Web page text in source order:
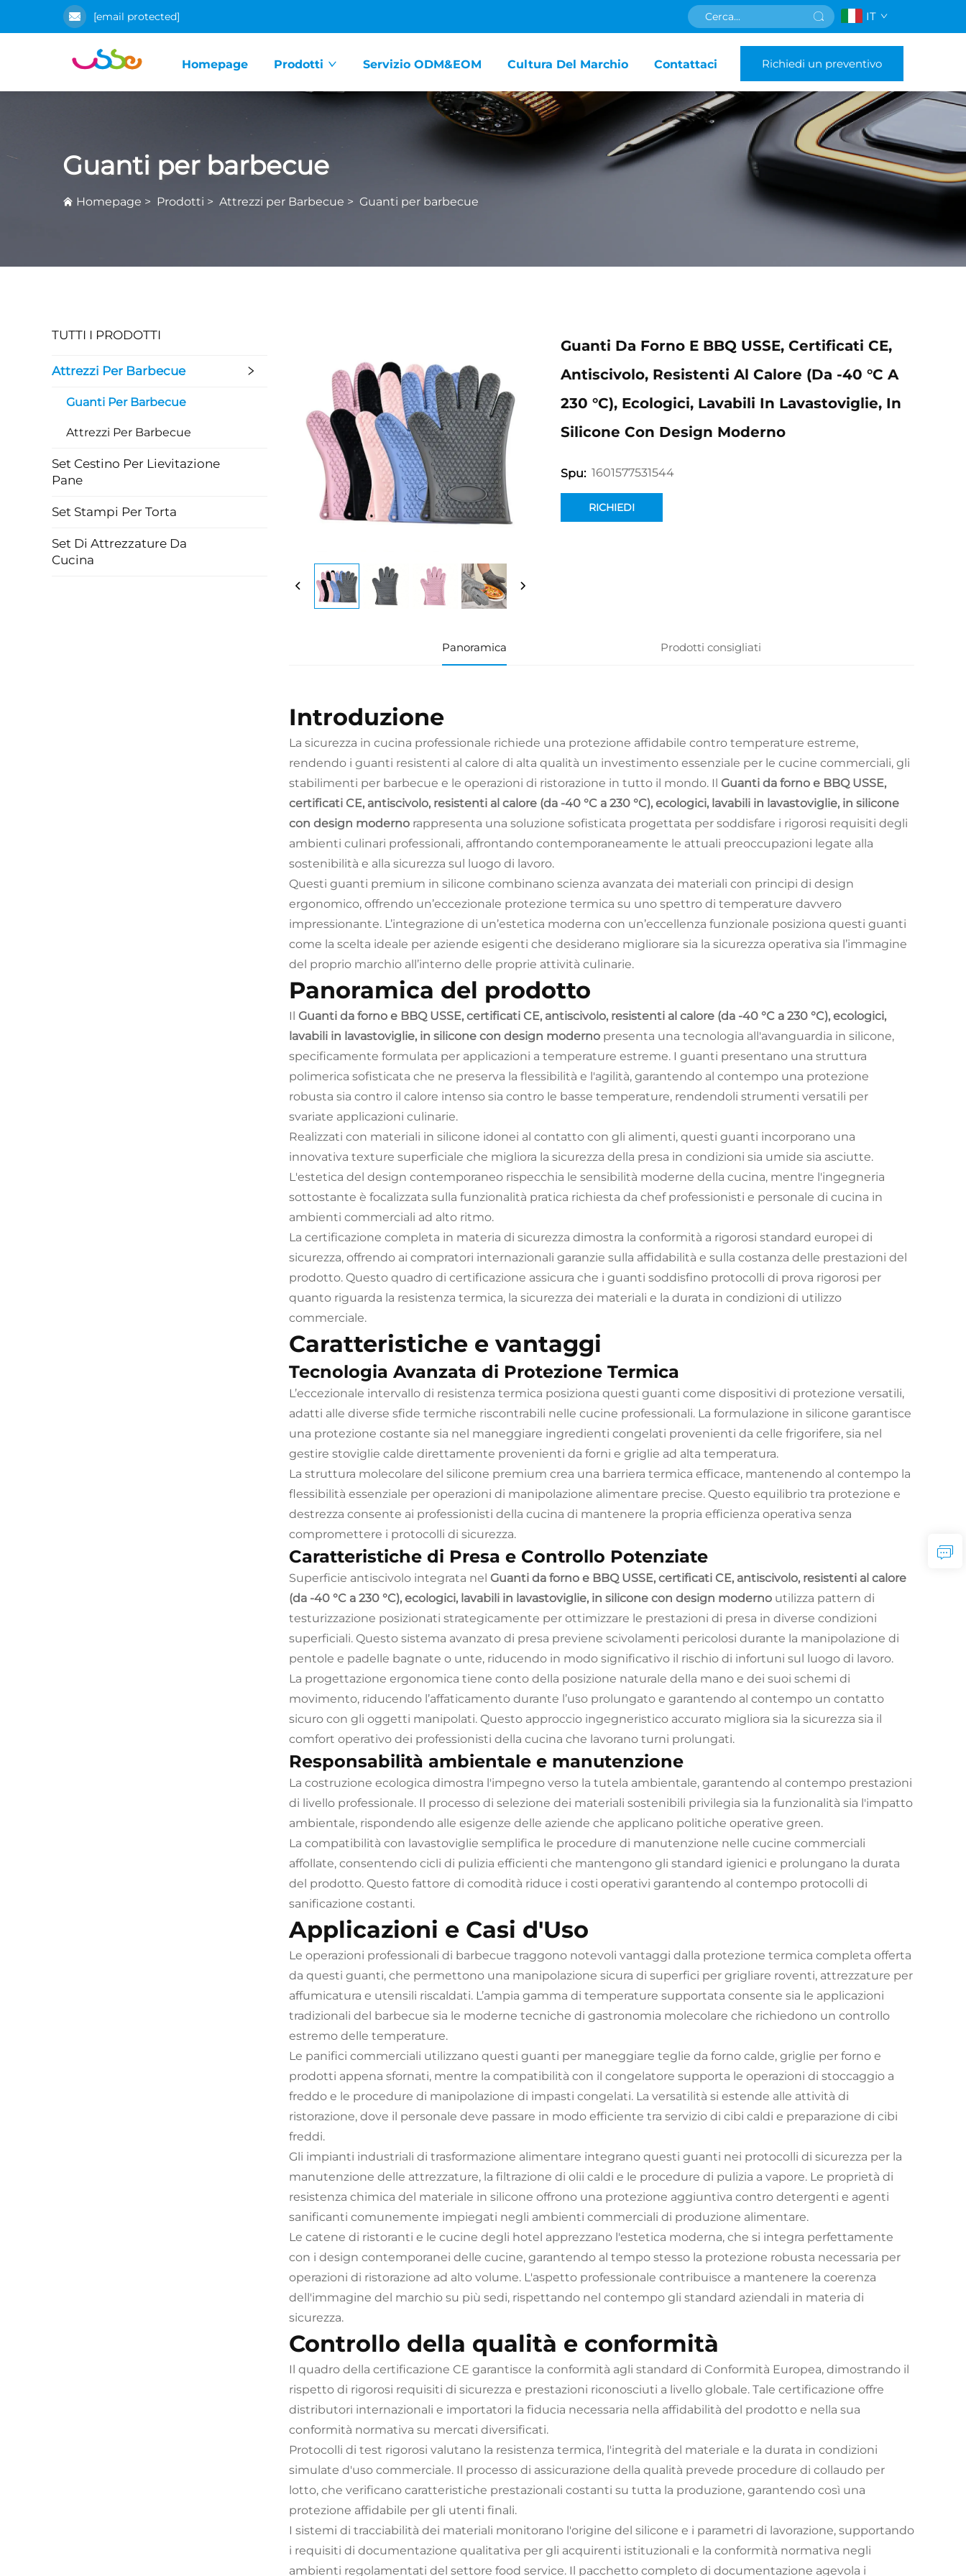
[email protected] IT
Homepage Prodotti Servizio ODM&EOM Cultura Del Marchio Contattaci Richiedi un preventivo
Guanti per barbecue
Homepage > Prodotti > Attrezzi per Barbecue > Guanti per barbecue
TUTTI I PRODOTTI
Attrezzi Per Barbecue
Guanti Per Barbecue
Attrezzi Per Barbecue
Set Cestino Per Lievitazione
Pane
Set Stampi Per Torta
Set Di Attrezzature Da
Cucina
Guanti Da Forno E BBQ USSE, Certificati CE,
Antiscivolo, Resistenti Al Calore (da -40 °C A
230 °C), Ecologici, Lavabili In Lavastoviglie, In
Silicone Con Design Moderno
Spu: 1601577531544
RICHIEDI
Panoramica Prodotti consigliati
Introduzione
La sicurezza in cucina professionale richiede una protezione affidabile contro temperature estreme,
rendendo i guanti resistenti al calore di alta qualità un investimento essenziale per le cucine commerciali, gli
stabilimenti per barbecue e le operazioni di ristorazione in tutto il mondo. Il Guanti da forno e BBQ USSE,
certificati CE, antiscivolo, resistenti al calore (da -40 °C a 230 °C), ecologici, lavabili in lavastoviglie, in silicone
con design moderno rappresenta una soluzione sofisticata progettata per soddisfare i rigorosi requisiti degli
ambienti culinari professionali, affrontando contemporaneamente le attuali preoccupazioni legate alla
sostenibilità e alla sicurezza sul luogo di lavoro.
Questi guanti premium in silicone combinano scienza avanzata dei materiali con principi di design
ergonomico, offrendo un’eccezionale protezione termica su uno spettro di temperature davvero
impressionante. L’integrazione di un’estetica moderna con un’eccellenza funzionale posiziona questi guanti
come la scelta ideale per aziende esigenti che desiderano migliorare sia la sicurezza operativa sia l’immagine
del proprio marchio all’interno delle proprie attività culinarie.
Panoramica del prodotto
Il Guanti da forno e BBQ USSE, certificati CE, antiscivolo, resistenti al calore (da -40 °C a 230 °C), ecologici,
lavabili in lavastoviglie, in silicone con design moderno presenta una tecnologia all'avanguardia in silicone,
specificamente formulata per applicazioni a temperature estreme. I guanti presentano una struttura
polimerica sofisticata che ne preserva la flessibilità e l'agilità, garantendo al contempo una protezione
robusta sia contro il calore intenso sia contro le basse temperature, rendendoli strumenti versatili per
svariate applicazioni culinarie.
Realizzati con materiali in silicone idonei al contatto con gli alimenti, questi guanti incorporano una
innovativa texture superficiale che migliora la sicurezza della presa in condizioni sia umide sia asciutte.
L'estetica del design contemporaneo rispecchia le sensibilità moderne della cucina, mentre l'ingegneria
sottostante è focalizzata sulla funzionalità pratica richiesta da chef professionisti e personale di cucina in
ambienti commerciali ad alto ritmo.
La certificazione completa in materia di sicurezza dimostra la conformità a rigorosi standard europei di
sicurezza, offrendo ai compratori internazionali garanzie sulla affidabilità e sulla costanza delle prestazioni del
prodotto. Questo quadro di certificazione assicura che i guanti soddisfino protocolli di prova rigorosi per
quanto riguarda la resistenza termica, la sicurezza dei materiali e la durata in condizioni di utilizzo
commerciale.
Caratteristiche e vantaggi
Tecnologia Avanzata di Protezione Termica
L’eccezionale intervallo di resistenza termica posiziona questi guanti come dispositivi di protezione versatili,
adatti alle diverse sfide termiche riscontrabili nelle cucine professionali. La formulazione in silicone garantisce
una protezione costante sia nel maneggiare ingredienti congelati provenienti da celle frigorifere, sia nel
gestire stoviglie calde direttamente provenienti da forni e griglie ad alta temperatura.
La struttura molecolare del silicone premium crea una barriera termica efficace, mantenendo al contempo la
flessibilità essenziale per operazioni di manipolazione alimentare precise. Questo equilibrio tra protezione e
destrezza consente ai professionisti della cucina di mantenere la propria efficienza operativa senza
compromettere i protocolli di sicurezza.
Caratteristiche di Presa e Controllo Potenziate
Superficie antiscivolo integrata nel Guanti da forno e BBQ USSE, certificati CE, antiscivolo, resistenti al calore
(da -40 °C a 230 °C), ecologici, lavabili in lavastoviglie, in silicone con design moderno utilizza pattern di
testurizzazione posizionati strategicamente per ottimizzare le prestazioni di presa in diverse condizioni
superficiali. Questo sistema avanzato di presa previene scivolamenti pericolosi durante la manipolazione di
pentole e padelle bagnate o unte, riducendo in modo significativo il rischio di infortuni sul luogo di lavoro.
La progettazione ergonomica tiene conto della posizione naturale della mano e dei suoi schemi di
movimento, riducendo l’affaticamento durante l’uso prolungato e garantendo al contempo un contatto
sicuro con gli oggetti manipolati. Questo approccio ingegneristico accurato migliora sia la sicurezza sia il
comfort operativo dei professionisti della cucina che lavorano turni prolungati.
Responsabilità ambientale e manutenzione
La costruzione ecologica dimostra l'impegno verso la tutela ambientale, garantendo al contempo prestazioni
di livello professionale. Il processo di selezione dei materiali sostenibili privilegia sia la funzionalità sia l'impatto
ambientale, rispondendo alle esigenze delle aziende che applicano politiche operative green.
La compatibilità con lavastoviglie semplifica le procedure di manutenzione nelle cucine commerciali
affollate, consentendo cicli di pulizia efficienti che mantengono gli standard igienici e prolungano la durata
del prodotto. Questo fattore di comodità riduce i costi operativi garantendo al contempo protocolli di
sanificazione costanti.
Applicazioni e Casi d'Uso
Le operazioni professionali di barbecue traggono notevoli vantaggi dalla protezione termica completa offerta
da questi guanti, che permettono una manipolazione sicura di superfici per grigliare roventi, attrezzature per
affumicatura e utensili riscaldati. L’ampia gamma di temperature supportata consente sia le applicazioni
tradizionali del barbecue sia le moderne tecniche di gastronomia molecolare che richiedono un controllo
estremo delle temperature.
Le panifici commerciali utilizzano questi guanti per maneggiare teglie da forno calde, griglie per forno e
prodotti appena sfornati, mentre la compatibilità con il congelatore supporta le operazioni di stoccaggio a
freddo e le procedure di manipolazione di impasti congelati. La versatilità si estende alle attività di
ristorazione, dove il personale deve passare in modo efficiente tra servizio di cibi caldi e preparazione di cibi
freddi.
Gli impianti industriali di trasformazione alimentare integrano questi guanti nei protocolli di sicurezza per la
manutenzione delle attrezzature, la filtrazione di olii caldi e le procedure di pulizia a vapore. Le proprietà di
resistenza chimica del materiale in silicone offrono una protezione aggiuntiva contro detergenti e agenti
sanificanti comunemente impiegati negli ambienti commerciali di produzione alimentare.
Le catene di ristoranti e le cucine degli hotel apprezzano l'estetica moderna, che si integra perfettamente
con i design contemporanei delle cucine, garantendo al tempo stesso la protezione robusta necessaria per
operazioni di ristorazione ad alto volume. L'aspetto professionale contribuisce a mantenere la coerenza
dell'immagine del marchio su più sedi, rispettando nel contempo gli standard aziendali in materia di
sicurezza.
Controllo della qualità e conformità
Il quadro della certificazione CE garantisce la conformità agli standard di Conformità Europea, dimostrando il
rispetto di rigorosi requisiti di sicurezza e prestazioni riconosciuti a livello globale. Tale certificazione offre
distributori internazionali e importatori la fiducia necessaria nella affidabilità del prodotto e nella sua
conformità normativa su mercati diversificati.
Protocolli di test rigorosi valutano la resistenza termica, l'integrità del materiale e la durata in condizioni
simulate d'uso commerciale. Il processo di assicurazione della qualità prevede procedure di collaudo per
lotto, che verificano caratteristiche prestazionali costanti su tutta la produzione, garantendo così una
protezione affidabile per gli utenti finali.
I sistemi di tracciabilità dei materiali monitorano l'origine del silicone e i parametri di lavorazione, supportando
i requisiti di documentazione qualitativa per gli acquirenti istituzionali e la conformità normativa negli
ambienti regolamentati del settore food service. Il pacchetto completo di documentazione agevola i